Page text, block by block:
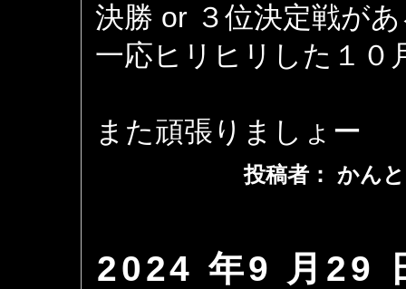
決勝 or ３位決定戦が
一応ヒリヒリした１０
また頑張りましょー
投稿者： かん
2024 年9 月29